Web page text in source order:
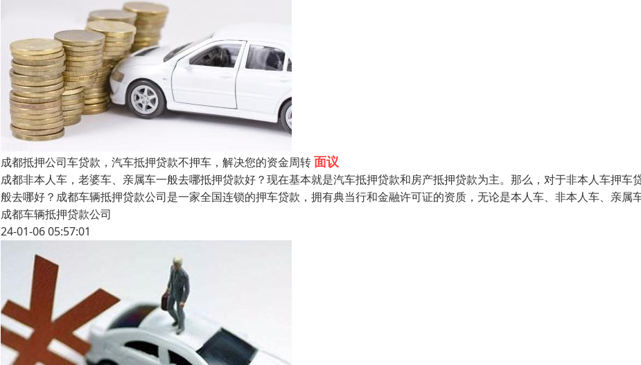
成都抵押公司车贷款，汽车抵押贷款不押车，解决您的资金周转面议
成都非本人车，老婆车、亲属车一般去哪抵押贷款好？现在基本就是汽车抵押贷款和房产抵押贷款为主。那么，对于非本人车押车
般去哪好？成都车辆抵押贷款公司是一家全国连锁的押车贷款，拥有典当行和金融许可证的资质，无论是本人车、非本人车、亲属
成都车辆抵押贷款公司
24-01-06 05:57:01